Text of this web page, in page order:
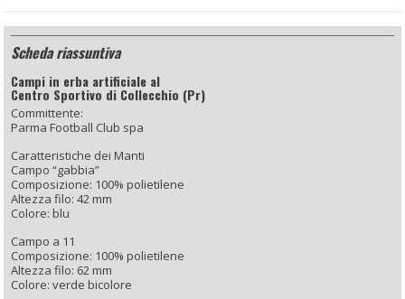
Scheda riassuntiva
Campi in erba artificiale al
Centro Sportivo di Collecchio (Pr)
Committente:
Parma Football Club spa
Caratteristiche dei Manti
Campo “gabbia”
Composizione: 100% polietilene
Altezza filo: 42 mm
Colore: blu
Campo a 11
Composizione: 100% polietilene
Altezza filo: 62 mm
Colore: verde bicolore